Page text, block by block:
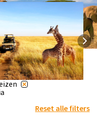
Praktische info
Bekijk info
Reset alle filters